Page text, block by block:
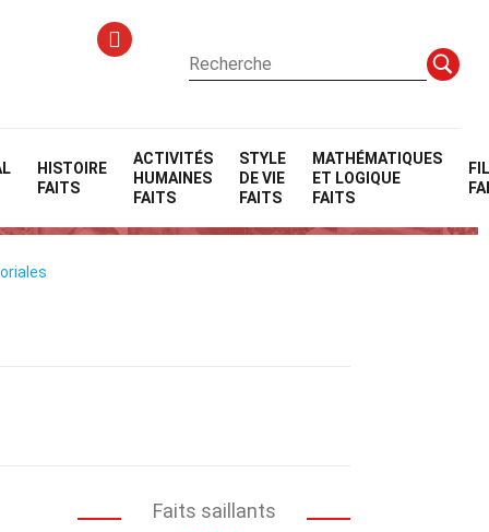
HISTOIRE
FAITS
ACTIVITÉS
HUMAINES
FAITS
STYLE
DE VIE
FAITS
MATHÉMATIQUES
ET LOGIQUE
FAITS
Faits saillants